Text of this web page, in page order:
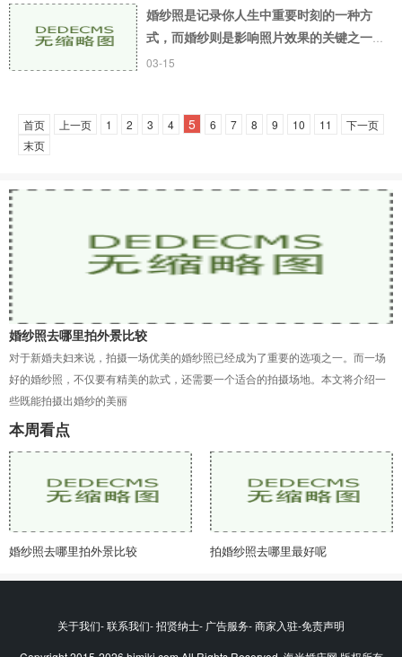
婚纱照是记录你人生中重要时刻的一种方
式，而婚纱则是影响照片效果的关键之一。
如何选择婚纱，成了很多新娘子操心的问
03-15
首页 上一页 1 2 3 4 5 6 7 8 9 10 11
下一页
末页
婚纱照去哪里拍外景比较
对于新婚夫妇来说，拍摄一场优美的婚纱照已经成为了重要的选项之一。而一场
好的婚纱照，不仅要有精美的款式，还需要一个适合的拍摄场地。本文将介绍一
些既能拍摄出婚纱的美丽
本周看点
婚纱照去哪里拍外景比较 拍婚纱照去哪里最好呢
关于我们- 联系我们- 招贤纳士- 广告服务- 商家入驻-免责声明